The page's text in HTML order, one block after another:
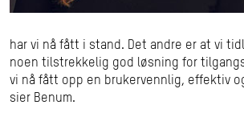
har vi nå fått i stand. Det andre er at vi
noen tilstrekkelig god løsning for
vi nå fått opp en brukervennlig, effektiv
sier Benum.